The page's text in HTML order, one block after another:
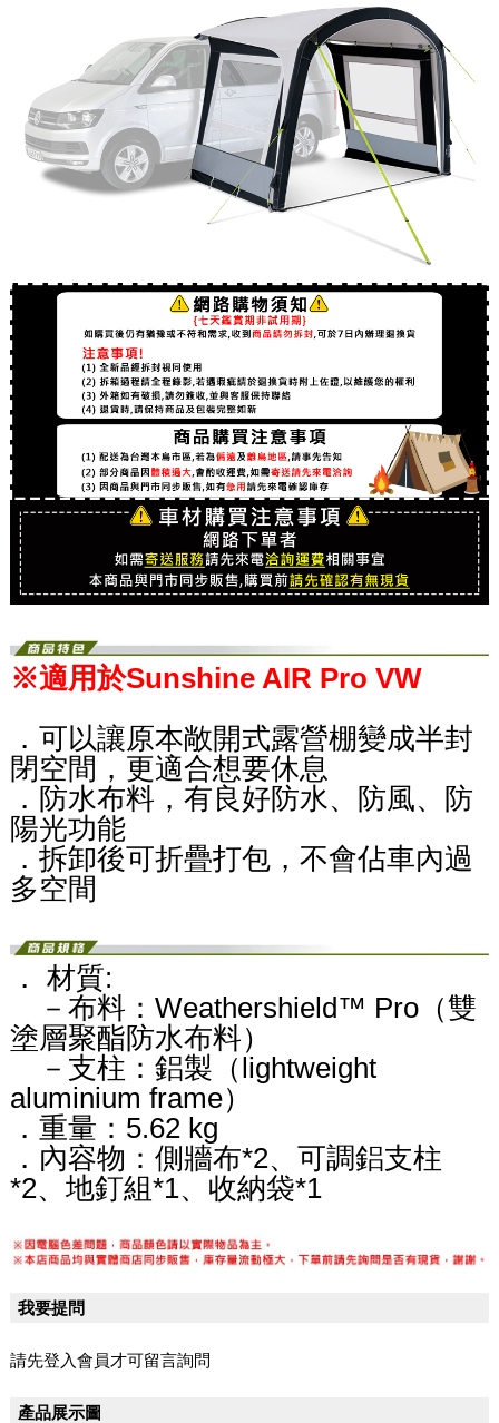
※適用於Sunshine AIR Pro VW
．可以讓原本敞開式露營棚變成半封
閉空間，更適合想要休息
．防水布料，有良好防水、防風、防
陽光功能
．拆卸後可折疊打包，不會佔車內過
多空間
． 材質:
－布料：Weathershield™ Pro（雙
塗層聚酯防水布料）
－支柱：鋁製（lightweight
aluminium frame）
．重量：5.62 kg
．內容物：側牆布*2、可調鋁支柱
*2、地釘組*1、收納袋*1
我要提問
請先登入會員才可留言詢問
產品展示圖